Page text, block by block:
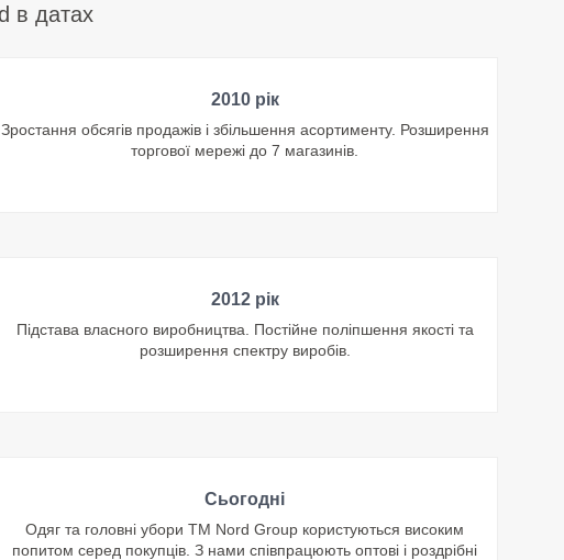
в датах
2010 рік
Зростання обсягів продажів і збільшення асортименту. Розширення
торгової мережі до 7 магазинів.
2012 рік
Підстава власного виробництва. Постійне поліпшення якості та
розширення спектру виробів.
Сьогодні
Одяг та головні убори ТМ Nord Group користуються високим
попитом серед покупців. З нами співпрацюють оптові і роздрібні